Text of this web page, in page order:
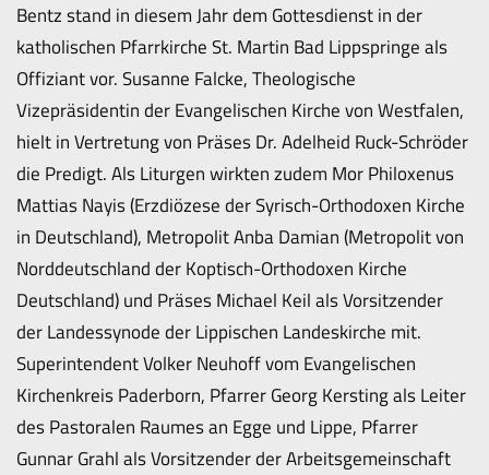
Bentz stand in diesem Jahr dem Gottesdienst in der
katholischen Pfarrkirche St. Martin Bad Lippspringe als
Offiziant vor. Susanne Falcke, Theologische
Vizepräsidentin der Evangelischen Kirche von Westfalen,
hielt in Vertretung von Präses Dr. Adelheid Ruck-Schröder
die Predigt. Als Liturgen wirkten zudem Mor Philoxenus
Mattias Nayis (Erzdiözese der Syrisch-Orthodoxen Kirche
in Deutschland), Metropolit Anba Damian (Metropolit von
Norddeutschland der Koptisch-Orthodoxen Kirche
Deutschland) und Präses Michael Keil als Vorsitzender
der Landessynode der Lippischen Landeskirche mit.
Superintendent Volker Neuhoff vom Evangelischen
Kirchenkreis Paderborn, Pfarrer Georg Kersting als Leiter
des Pastoralen Raumes an Egge und Lippe, Pfarrer
Gunnar Grahl als Vorsitzender der Arbeitsgemeinschaft